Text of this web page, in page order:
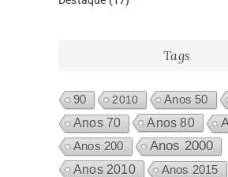
Tags
90 2010 Anos 50
Anos 70
Anos 80
Anos 200 Anos 2000
Anos 2010 Anos 2015